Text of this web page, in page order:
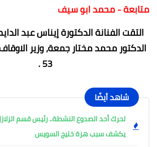
متابعة - محمد ابو سيف
التقت الفنانة الدكتورة إيناس عبد
الدكتور محمد مختار جمعة، وزير
53 .
شاهد أيضًا
تحرك أحد الصدوع النشطة.. رئيس قسم
يكشف سبب هزة خليج السويس